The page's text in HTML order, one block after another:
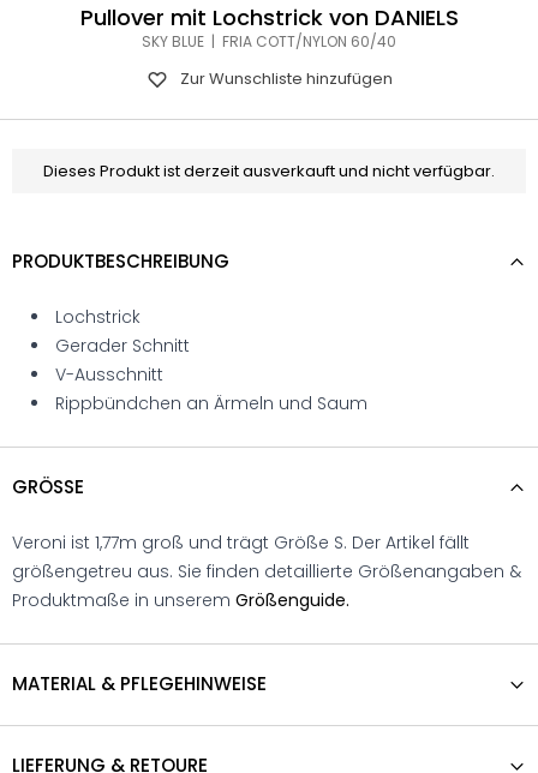
Pullover mit Lochstrick von DANIELS
SKY BLUE | FRIA COTT/NYLON 60/40
Zur Wunschliste hinzufügen
Dieses Produkt ist derzeit ausverkauft und nicht verfügbar.
PRODUKTBESCHREIBUNG
Lochstrick
Gerader Schnitt
V-Ausschnitt
Rippbündchen an Ärmeln und Saum
GRÖSSE
Veroni ist 1,77m groß und trägt Größe S. Der Artikel fällt
größengetreu aus. Sie finden detaillierte Größenangaben &
Produktmaße in unserem Größenguide.
MATERIAL & PFLEGEHINWEISE
LIEFERUNG & RETOURE